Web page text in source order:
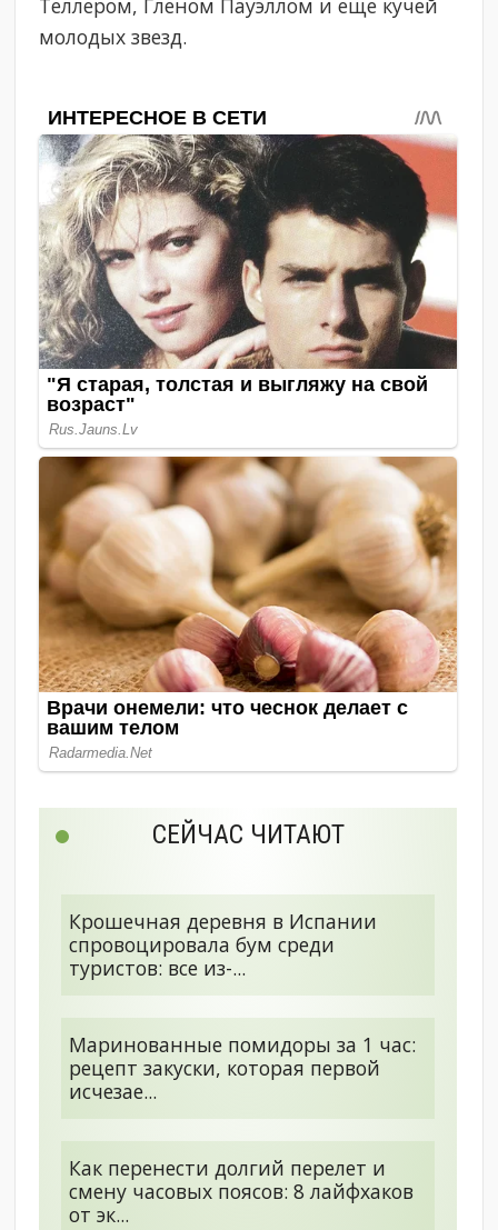
Теллером, Гленом Пауэллом и еще кучей
молодых звезд.
СЕЙЧАС ЧИТАЮТ
Крошечная деревня в Испании
спровоцировала бум среди
туристов: все из-...
Маринованные помидоры за 1 час:
рецепт закуски, которая первой
исчезае...
Как перенести долгий перелет и
смену часовых поясов: 8 лайфхаков
от эк...